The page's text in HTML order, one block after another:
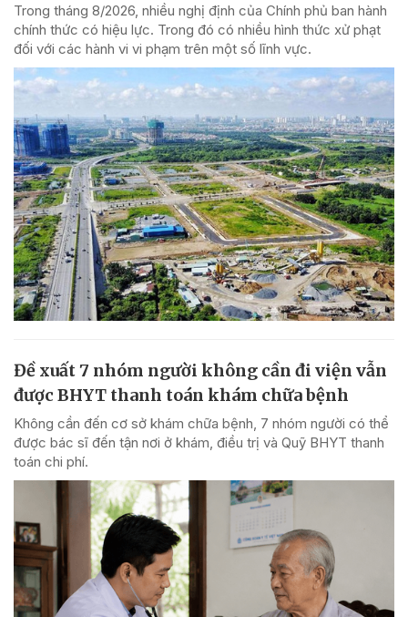
Trong tháng 8/2026, nhiều nghị định của Chính phủ ban hành
chính thức có hiệu lực. Trong đó có nhiều hình thức xử phạt
đối với các hành vi vi phạm trên một số lĩnh vực.
Đề xuất 7 nhóm người không cần đi viện vẫn
được BHYT thanh toán khám chữa bệnh
Không cần đến cơ sở khám chữa bệnh, 7 nhóm người có thể
được bác sĩ đến tận nơi ở khám, điều trị và Quỹ BHYT thanh
toán chi phí.